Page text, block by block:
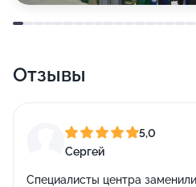
Отзывы
5,0
Сергей
Специалисты центра